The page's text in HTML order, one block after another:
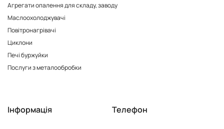
Агрегати опалення для складу, заводу
Маслоохолоджувачі
Повітронагрівачі
Циклони
Печі буржуйки
Послуги з металообробки
Інформація Телефон